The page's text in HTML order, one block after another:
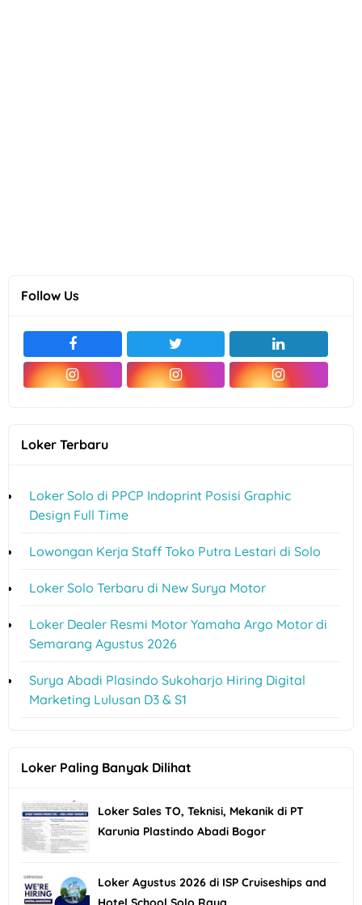
Follow Us
Loker Terbaru
Loker Solo di PPCP Indoprint Posisi Graphic
Design Full Time
Lowongan Kerja Staff Toko Putra Lestari di Solo
Loker Solo Terbaru di New Surya Motor
Loker Dealer Resmi Motor Yamaha Argo Motor di
Semarang Agustus 2026
Surya Abadi Plasindo Sukoharjo Hiring Digital
Marketing Lulusan D3 & S1
Loker Paling Banyak Dilihat
Loker Sales TO, Teknisi, Mekanik di PT
Karunia Plastindo Abadi Bogor
Loker Agustus 2026 di ISP Cruiseships and